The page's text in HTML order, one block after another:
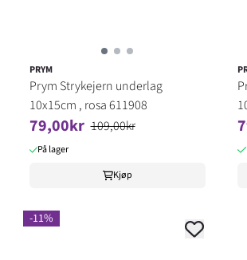
PRYM
Prym Strykejern underlag
10x15cm , rosa 611908
79,00kr 109,00kr
På lager
Kjøp
-11%